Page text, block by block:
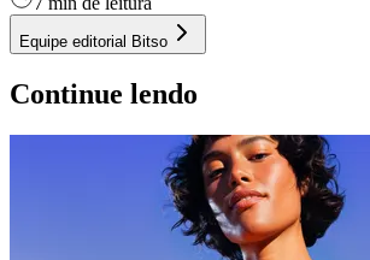
Equipe editorial Bitso
Continue lendo